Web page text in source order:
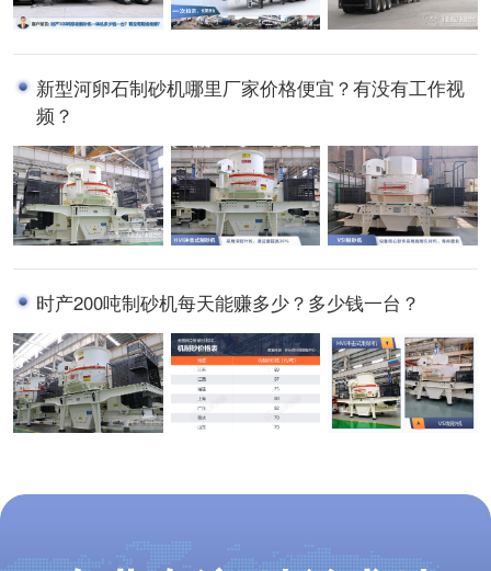
新型河卵石制砂机哪里厂家价格便宜？有没有工作视
频？
时产200吨制砂机每天能赚多少？多少钱一台？